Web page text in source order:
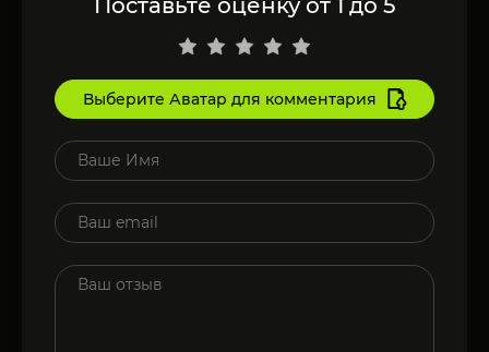
Поставьте оценку от 1 до 5
Выберите Аватар для комментария